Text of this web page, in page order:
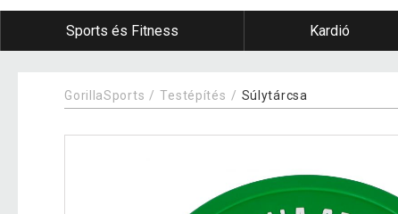
Sports és Fitness Kardió
GorillaSports Testépítés Súlytárcsa